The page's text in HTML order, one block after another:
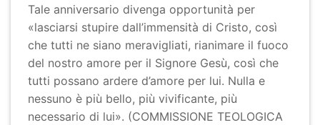
Tale anniversario divenga opportunità per
«lasciarsi stupire dall’immensità di Cristo, così
che tutti ne siano meravigliati, rianimare il fuoco
del nostro amore per il Signore Gesù, così che
tutti possano ardere d’amore per lui. Nulla e
nessuno è più bello, più vivificante, più
necessario di lui». (COMMISSIONE TEOLOGICA